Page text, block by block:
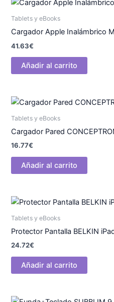
Tablets y eBooks
Cargador Apple Inalámbrico
41.63€
Añadir al carrito
Tablets y eBooks
Cargador Pared
16.77€
Añadir al carrito
Tablets y eBooks
Protector Pantalla BELKIN
24.72€
Añadir al carrito